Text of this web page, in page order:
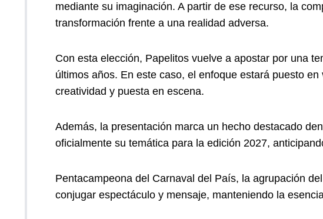
mediante su imaginación. A partir de ese recurso, la
transformación frente a una realidad adversa.
Con esta elección, Papelitos vuelve a apostar por una
últimos años. En este caso, el enfoque estará puesto
creatividad y puesta en escena.
Además, la presentación marca un hecho destacado
oficialmente su temática para la edición 2027,
Pentacampeona del Carnaval del País, la agrupación
conjugar espectáculo y mensaje, manteniendo la